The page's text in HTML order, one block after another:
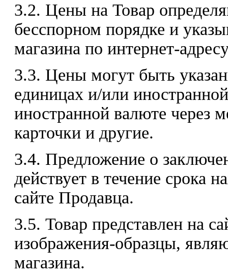
3.2. Цены на Товар
бесспорном порядке и
магазина по интернет-
3.3. Цены могут быть
единицах и/или
иностранной валюте через
карточки и другие.
3.4. Предложение о
действует в течение срока
сайте Продавца.
3.5. Товар представлен на
изображения-образцы,
магазина.